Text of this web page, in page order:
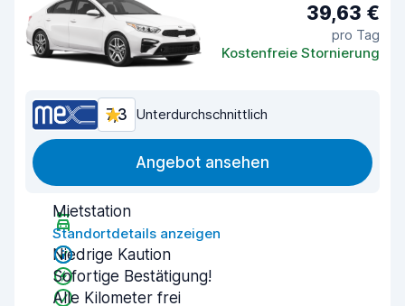
39,63 €
pro Tag
Kostenfreie Stornierung
7,3 Unterdurchschnittlich
Angebot ansehen
Mietstation
Standortdetails anzeigen
Niedrige Kaution
Sofortige Bestätigung!
Alle Kilometer frei